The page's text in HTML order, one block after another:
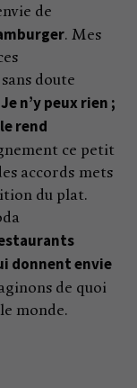
de
. Mes
doute
Je n’y peux rien ;
rend
ce petit
accords mets
du plat.
donnent envie
de quoi
monde.